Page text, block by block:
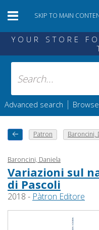
SKIP TO MAIN
YOUR STORE
Advanced search |
Patron Baroncini,
Baroncini, Daniela
Variazioni sul
di Pascoli
2018 - Pàtron Editore